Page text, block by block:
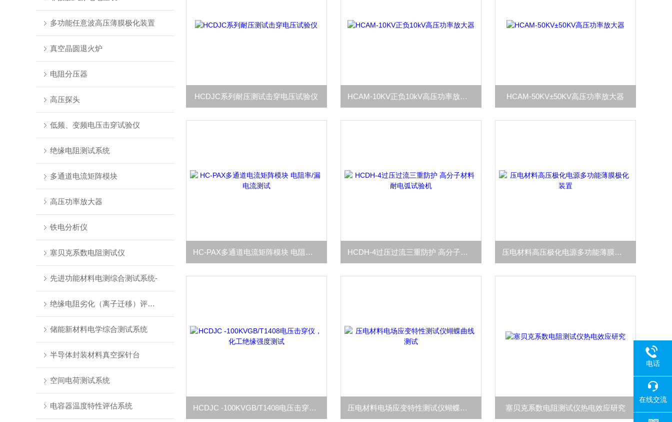
多功能任意波高压薄膜极化装置
真空晶圆退火炉
电阻分压器
高压探头
低频、变频电压击穿试验仪
绝缘电阻测试系统
多通道电流矩阵模块
高压功率放大器
铁电分析仪
塞贝克系数电阻测试仪
先进功能材料电测综合测试系统-
绝缘电阻劣化（离子迁移）评估系统
储能新材料电学综合测试系统
半导体封装材料真空探针台
空间电荷测试系统
电容器温度特性评估系统
HCDJC系列耐压测试击穿电压试验仪 HCAM-10KV正负10kV高压功率放大器 HCAM-50KV±50KV高压功率放大器
HC-PAX多通道电流矩阵模块 电阻率/漏电流测试 HCDH-4过压过流三重防护 高分子材料耐电弧试验机 压电材料高压极化电源多功能薄膜极化装置
HCDJC -100KVGB/T1408电压击穿仪，化工绝缘强度测试 压电材料电场应变特性测试仪蝴蝶曲线测试 塞贝克系数电阻测试仪热电效应研究
电话
在线交流